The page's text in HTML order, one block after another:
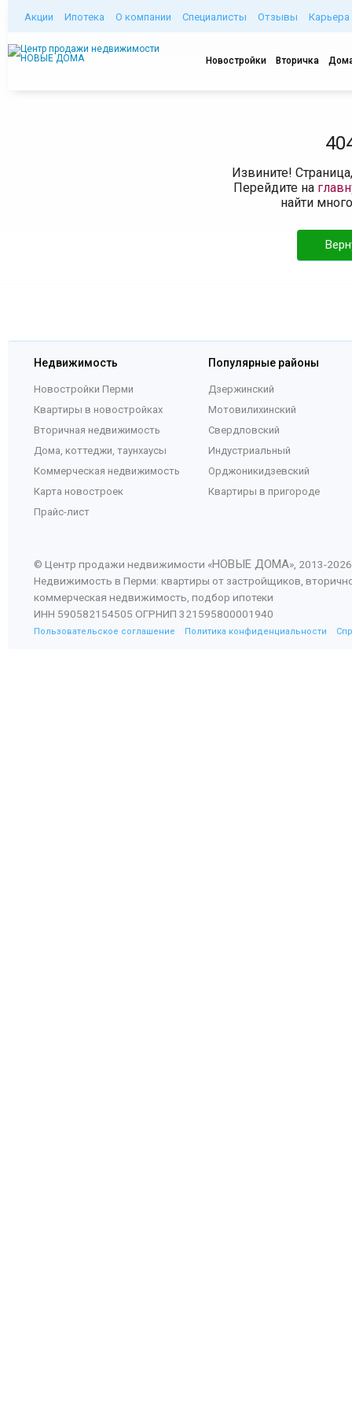
Акции Ипотека О компании Специалисты Отзывы Карьера
Новостройки Вторичка
Извините!
Перейдите на
найти
Недвижимость
Новостройки Перми
Квартиры в новостройках
Вторичная недвижимость
Дома, коттеджи, таунхаусы
Коммерческая недвижимость
Карта новостроек
Прайс-лист
Популярные районы
Дзержинский
Мотовилихинский
Свердловский
Индустриальный
Орджоникидзевский
Квартиры в пригороде
© Центр продажи недвижимости «НОВЫЕ ДОМА», 2013-2026
Недвижимость в Перми: квартиры от застройщиков,
коммерческая недвижимость, подбор ипотеки
ИНН 590582154505 ОГРНИП 321595800001940
Пользовательское соглашение Политика конфиденциальности